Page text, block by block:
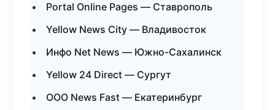
Portal Online Pages — Ставрополь
Yellow News City — Владивосток
Инфо Net News — Южно-Сахалинск
Yellow 24 Direct — Сургут
ООО News Fast — Екатеринбург